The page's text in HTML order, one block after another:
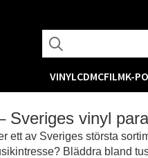
VINYLCDMCFILMK-
Sveriges vinyl
ett av Sveriges största
Bläddra bland